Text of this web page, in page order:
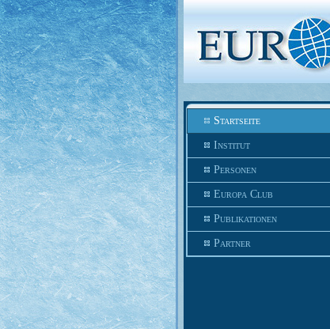
Startseite
Institut
Personen
Europa Club
Publikationen
Partner